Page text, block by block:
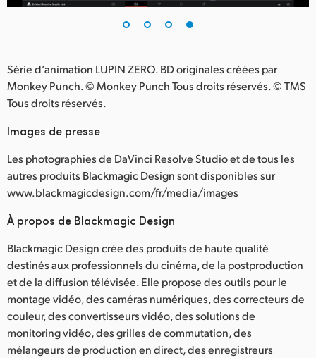
Série d’animation LUPIN ZERO.BD originales créées par
Monkey Punch.© Monkey Punch Tous droits réservés. © TMS
Tous droits réservés.
Images de presse
Les photographies de DaVinci Resolve Studio et de tous les
autres produits Blackmagic Design sont disponibles sur
www.blackmagicdesign.com/fr/media/images
À propos de Blackmagic Design
Blackmagic Design crée des produits de haute qualité
destinés aux professionnels du cinéma, de la postproduction
et de la diffusion télévisée. Elle propose des outils pour le
montage vidéo, des caméras numériques, des correcteurs de
couleur, des convertisseurs vidéo, des solutions de
monitoring vidéo, des grilles de commutation, des
mélangeurs de production en direct, des enregistreurs